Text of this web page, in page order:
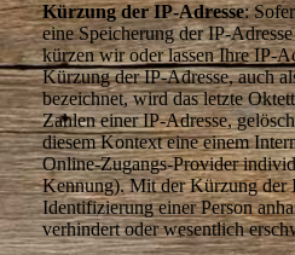
Kürzung der IP-Adresse:
eine Speicherung der IP-
kürzen wir oder lassen Ihre IP-
Kürzung der IP-Adresse, auch
bezeichnet, wird das letzte
Zahlen einer IP-Adresse,
diesem Kontext eine einem
Online-Zugangs-Provider
Kennung). Mit der Kürzung der
Identifizierung einer Person
verhindert oder wesentlich